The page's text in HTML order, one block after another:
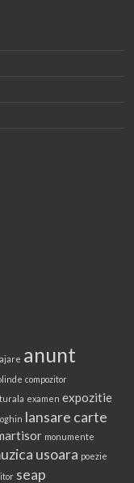
anunt
compozitor
examen expozitie
lansare carte
monumente
usoara poezie
seap